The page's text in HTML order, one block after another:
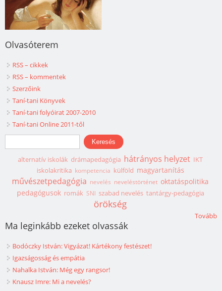
Olvasóterem
RSS – cikkek
RSS – kommentek
Szerzőink
Taní-tani Könyvek
Taní-tani folyóirat 2007-2010
Taní-tani Online 2011-től
Keresés űrlap
Keresés
alternatív iskolák drámapedagógia hátrányos helyzet IKT
iskolakritika kompetencia külföld magyartanítás
művészetpedagógia nevelés neveléstörténet oktatáspolitika
pedagógusok romák SNI szabad nevelés tantárgy-pedagógia
örökség
Tovább
Ma leginkább ezeket olvassák
Bodóczky István: Vigyázat! Kártékony festészet!
Igazságosság és empátia
Nahalka István: Még egy rangsor!
Knausz Imre: Mi a nevelés?